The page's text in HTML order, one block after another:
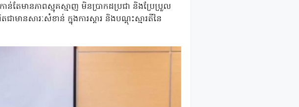
ាន់តែមានភាពស្មុគស្មាញ មិនប្រាកដប្រជា និងប្រែប្រួល
មានសារៈសំខាន់ ក្នុងការស្តារ និងបណ្តុះស្មារតីនៃ